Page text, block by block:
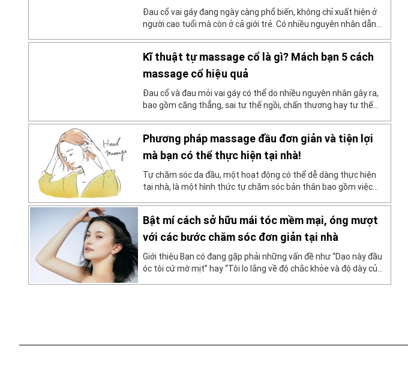
Đau cổ vai gáy đang ngày càng phổ biến, không chỉ xuất hiện ở
người cao tuổi mà còn ở cả giới trẻ. Có nhiều nguyên nhân dẫn
Kĩ thuật tự massage cổ là gì? Mách bạn 5 cách
massage cổ hiệu quả
Đau cổ và đau mỏi vai gáy có thể do nhiều nguyên nhân gây ra,
bao gồm căng thẳng, sai tư thế ngồi, chấn thương hay tư thế
Châu […]
Phương pháp massage đầu đơn giản và tiện lợi
mà bạn có thể thực hiện tại nhà!
Tự chăm sóc da đầu, một hoạt động có thể dễ dàng thực hiện
tại nhà, là một hình thức tự chăm sóc bản thân bao gồm việc
[…]
Bật mí cách sở hữu mái tóc mềm mại, óng mượt
với các bước chăm sóc đơn giản tại nhà
Giới thiệu Bạn có đang gặp phải những vấn đề như “Dạo này đầu
óc tôi cứ mờ mịt” hay “Tôi lo lắng về độ chắc khỏe và độ dày của